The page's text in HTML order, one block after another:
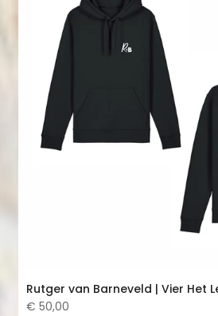
Rutger van Barneveld | Vier Het
€ 50,00